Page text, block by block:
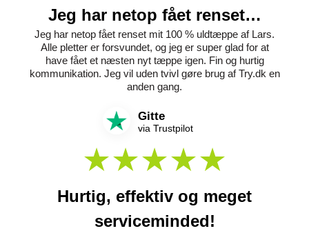
Jeg har netop fået renset…
Jeg har netop fået renset mit 100 % uldtæppe af Lars.
Alle pletter er forsvundet, og jeg er super glad for at
have fået et næsten nyt tæppe igen. Fin og hurtig
kommunikation. Jeg vil uden tvivl gøre brug af Try.dk en
anden gang.
Gitte
via Trustpilot
Hurtig, effektiv og meget
serviceminded!